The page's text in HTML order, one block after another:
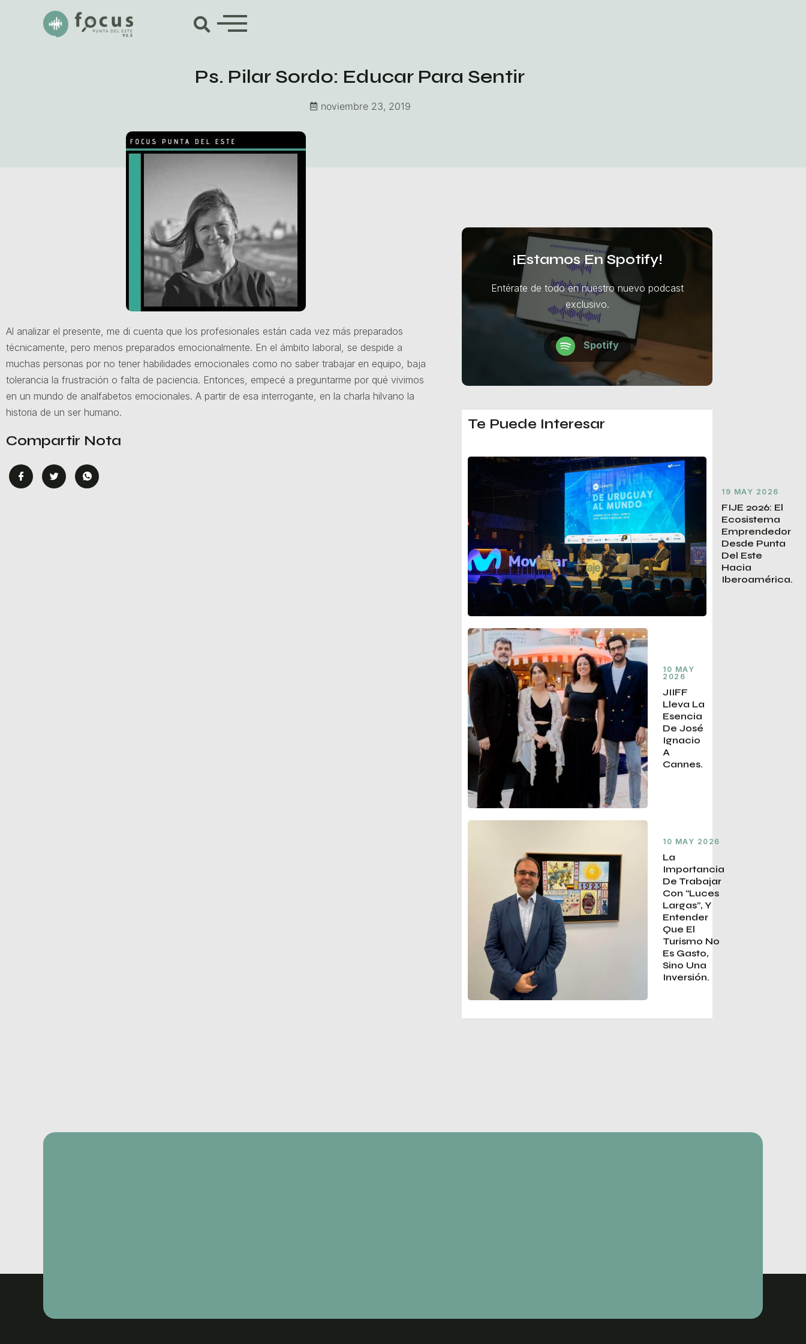
Ps. Pilar Sordo: Educar Para Sentir
noviembre 23, 2019
Al analizar el presente, me di cuenta que los profesionales están cada vez más preparados
técnicamente, pero menos preparados emocionalmente. En el ámbito laboral, se despide a
muchas personas por no tener habilidades emocionales como no saber trabajar en equipo, baja
tolerancia la frustración o falta de paciencia. Entonces, empecé a preguntarme por qué vivimos
en un mundo de analfabetos emocionales. A partir de esa interrogante, en la charla hilvano la
historia de un ser humano.
Compartir Nota
¡Estamos En Spotify!
Entérate de todo en nuestro nuevo podcast
exclusivo.
Spotify
Te Puede Interesar
19 MAY 2026
FIJE 2026: El
Ecosistema
Emprendedor
Desde Punta
Del Este
Hacia
Iberoamérica.
10 MAY
2026
JIIFF
Lleva La
Esencia
De José
Ignacio
A
Cannes.
10 MAY 2026
La
Importancia
De Trabajar
Con “luces
Largas”, Y
Entender
Que El
Turismo No
Es Gasto,
Sino Una
Inversión.